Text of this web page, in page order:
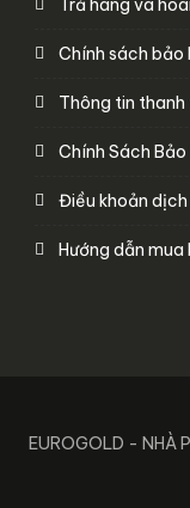
Trả hàng và
Chính sách bảo
Thông tin thanh
Chính Sách
Điều khoản dịch
Hướng dẫn mua
EUROGOLD - NHÀ